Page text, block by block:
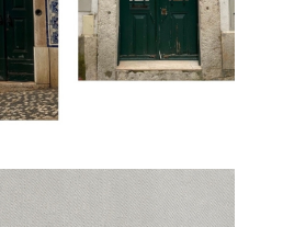
воплотим вашу
ниже, и мы
вашего